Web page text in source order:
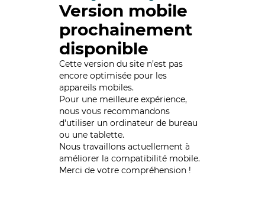
Version mobile
prochainement
disponible
Cette version du site n’est pas
encore optimisée pour les
appareils mobiles.
Pour une meilleure expérience,
nous vous recommandons
d'utiliser un ordinateur de bureau
ou une tablette.
Nous travaillons actuellement à
améliorer la compatibilité mobile.
Merci de votre compréhension !